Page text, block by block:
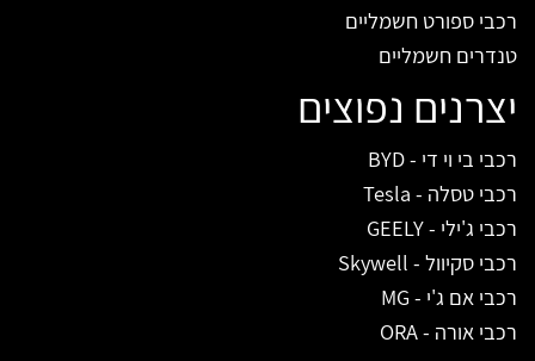
רכבי ספורט חשמליים
טנדרים חשמליים
יצרנים נפוצים
רכבי בי וי די - BYD
רכבי טסלה - Tesla
רכבי ג'ילי - GEELY
רכבי סקיוול - Skywell
רכבי אם ג'י - MG
רכבי אורה - ORA